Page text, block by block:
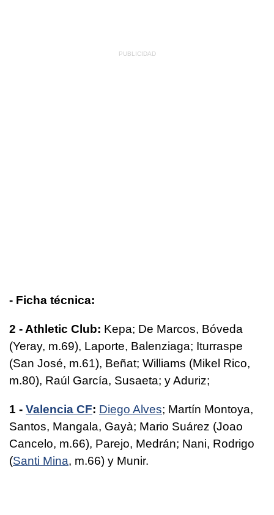
- Ficha técnica:
2 - Athletic Club: Kepa; De Marcos, Bóveda
(Yeray, m.69), Laporte, Balenziaga; Iturraspe
(San José, m.61), Beñat; Williams (Mikel Rico,
m.80), Raúl García, Susaeta; y Aduriz;
1 - Valencia CF: Diego Alves; Martín Montoya,
Santos, Mangala, Gayà; Mario Suárez (Joao
Cancelo, m.66), Parejo, Medrán; Nani, Rodrigo
(Santi Mina, m.66) y Munir.